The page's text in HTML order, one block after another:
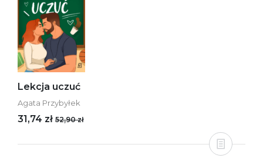
Lekcja uczuć
Agata Przybyłek
31,74 zł 52,90 zł